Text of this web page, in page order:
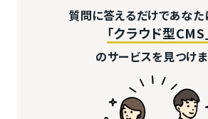
質問に答えるだけであな
「クラウド型CMS
のサービスを見つけま